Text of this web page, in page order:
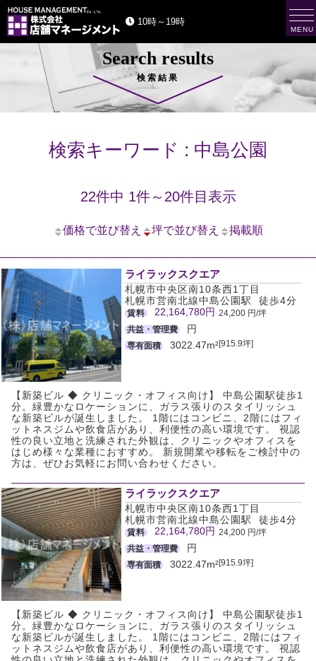
10時～19時
Search results
検索結果
検索キーワード : 中島公園
22件中 1件～20件目表示
価格で並び替え 坪で並び替え 掲載順
ライラックスクエア
札幌市中央区南10条西1丁目
札幌市営南北線中島公園駅 徒歩4分
賃料 22,164,780円 24,200 円/坪
共益・管理費
円
専有面積 3022.47m²[915.9坪]
【新築ビル ◆ クリニック・オフィス向け】 中島公園駅徒歩1
分。緑豊かなロケーションに、ガラス張りのスタイリッシュ
な新築ビルが誕生しました。 1階にはコンビニ、2階にはフィ
ットネスジムや飲食店があり、利便性の高い環境です。 視認
性の良い立地と洗練された外観は、クリニックやオフィスを
はじめ様々な業種におすすめ。 新規開業や移転をご検討中の
方は、ぜひお気軽にお問い合わせください。
ライラックスクエア
札幌市中央区南10条西1丁目
札幌市営南北線中島公園駅 徒歩4分
賃料 22,164,780円 24,200 円/坪
共益・管理費
円
専有面積 3022.47m²[915.9坪]
【新築ビル ◆ クリニック・オフィス向け】 中島公園駅徒歩1
分。緑豊かなロケーションに、ガラス張りのスタイリッシュ
な新築ビルが誕生しました。 1階にはコンビニ、2階にはフィ
ットネスジムや飲食店があり、利便性の高い環境です。 視認
t
o
g
g
n
a
v
MENU